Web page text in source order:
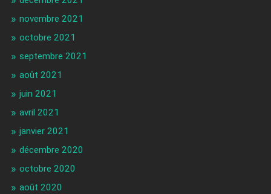
novembre 2021
octobre 2021
septembre 2021
août 2021
juin 2021
avril 2021
janvier 2021
décembre 2020
octobre 2020
août 2020